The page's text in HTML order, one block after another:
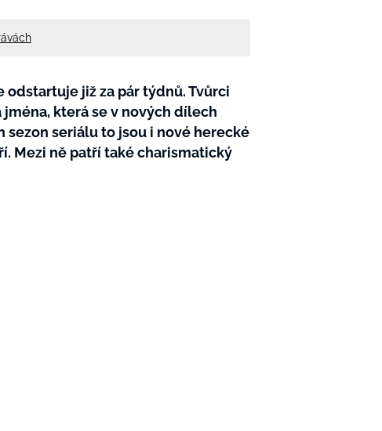
již za pár týdnů. Tvůrci
která se v nových dílech
seriálu to jsou i nové herecké
Mezi ně patří také charismatický